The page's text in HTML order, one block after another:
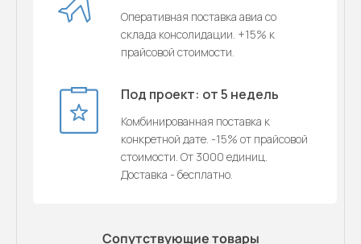
Оперативная поставка авиа со
склада консолидации. +15% к
прайсовой стоимости.
Под проект: от 5 недель
Комбинированная поставка к
конкретной дате. -15% от прайсовой
стоимости. От 3000 единиц.
Доставка - бесплатно.
Сопутствующие товары